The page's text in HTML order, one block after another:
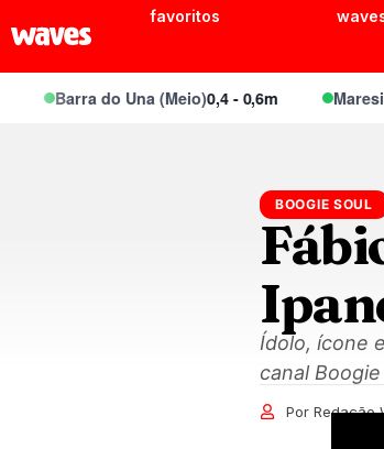
favoritos
Barra do Una (Meio)0,4 - 0,6m Maresias
BOOGIE SOUL
Ídolo, ícone
canal Boogie
Por Redação